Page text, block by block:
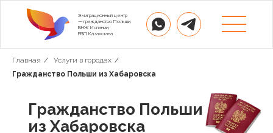
Эмиграционный центр
— гражданство Польши,
ВНЖ Испании,
РВП Казахстана
Главная / Услуги в городах /
Гражданство Польши из Хабаровска
Гражданство Польши
из Хабаровска